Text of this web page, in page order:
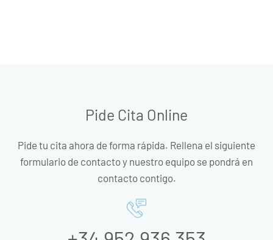
Pide Cita Online
Pide tu cita ahora de forma rápida. Rellena el siguiente
formulario de contacto y nuestro equipo se pondrá en
contacto contigo.